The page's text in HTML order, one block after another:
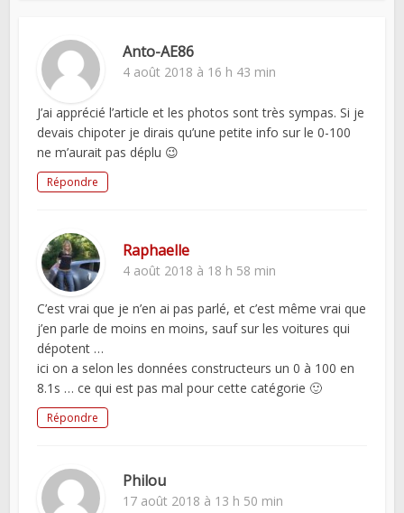
Anto-AE86
4 août 2018 à 16 h 43 min
J’ai apprécié l’article et les photos sont très sympas. Si je
devais chipoter je dirais qu’une petite info sur le 0-100
ne m’aurait pas déplu 😉
Répondre
Raphaelle
4 août 2018 à 18 h 58 min
C’est vrai que je n’en ai pas parlé, et c’est même vrai que
j’en parle de moins en moins, sauf sur les voitures qui
dépotent …
ici on a selon les données constructeurs un 0 à 100 en
8.1s … ce qui est pas mal pour cette catégorie 🙂
Répondre
Philou
17 août 2018 à 13 h 50 min